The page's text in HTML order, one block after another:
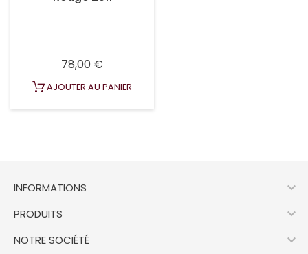
78,00 €
AJOUTER AU PANIER
INFORMATIONS 
PRODUITS 
NOTRE SOCIÉTÉ 